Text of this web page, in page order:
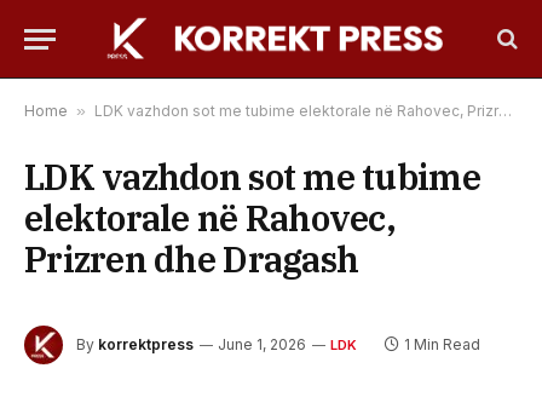
Home » LDK vazhdon sot me tubime elektorale në Rahovec, Prizren dhe Dragash
LDK vazhdon sot me tubime
elektorale në Rahovec,
Prizren dhe Dragash
By korrektpress June 1, 2026 LDK 1 Min Read